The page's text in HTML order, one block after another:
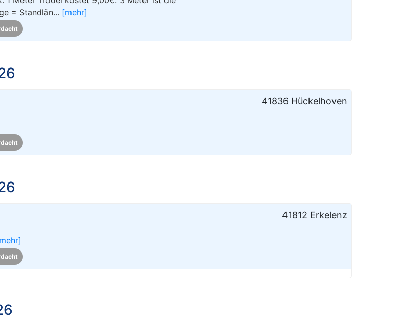
= Standlän... [mehr]
41836 Hückelhoven
41812 Erkelenz